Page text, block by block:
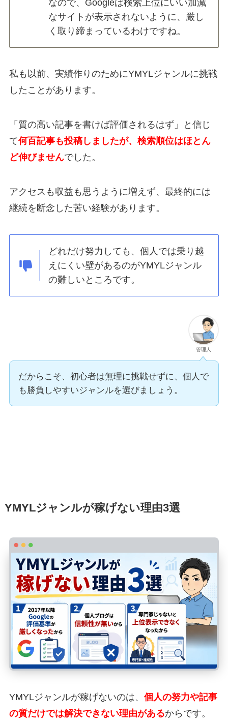
なので、Googleは検索上位にいい加減
なサイトが表示されないように、厳し
く取り締まっているわけですね。
私も以前、実績作りのためにYMYLジャンルに挑戦
したことがあります。
「質の高い記事を書けば評価されるはず」と信じ
て何百記事も投稿しましたが、検索順位はほとん
ど伸びませんでした。
アクセスも収益も思うように増えず、最終的には
継続を断念した苦い経験があります。
どれだけ努力しても、個人では乗り越
えにくい壁があるのがYMYLジャンル
の難しいところです。
管理人
だからこそ、初心者は無理に挑戦せずに、個人で
も勝負しやすいジャンルを選びましょう。
YMYLジャンルが稼げない理由3選
YMYLジャンルが稼げないのは、 個人の努力や記事
の質だけでは解決できない理由があるからです。